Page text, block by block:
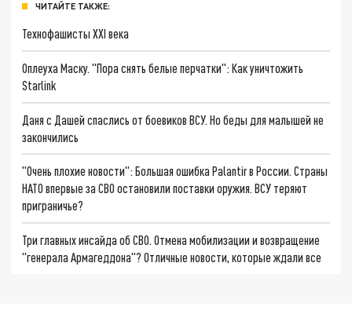
ЧИТАЙТЕ ТАКЖЕ:
Технофашисты XXI века
Оплеуха Маску. "Пора снять белые перчатки": Как уничтожить
Starlink
Даня с Дашей спаслись от боевиков ВСУ. Но беды для малышей не
закончились
"Очень плохие новости": Большая ошибка Palantir в России. Страны
НАТО впервые за СВО остановили поставки оружия. ВСУ теряют
приграничье?
Три главных инсайда об СВО. Отмена мобилизации и возвращение
"генерала Армагеддона"? Отличные новости, которые ждали все